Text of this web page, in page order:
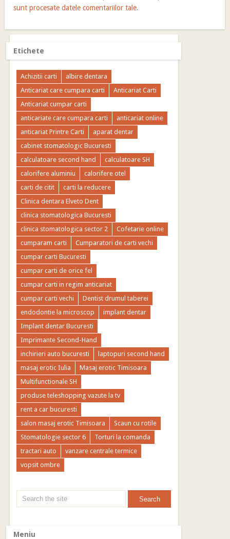
sunt procesate datele comentariilor tale.
Etichete
Achizitii carti
albire dentara
Anticariat care cumpara carti
Anticariat Carti
Anticariat cumpar carti
anticariate care cumpara carti
anticariat online
anticariat Printre Carti
aparat dentar
cabinet stomatologic Bucuresti
calculatoare second hand
calculatoare SH
calorifere aluminiu
calorifere otel
carti de citit
carti la reducere
Clinica dentara Elveto Dent
clinica stomatologica Bucuresti
clinica stomatologica sector 2
Cofetarie online
cumparam carti
Cumparatori de carti vechi
cumpar carti Bucuresti
cumpar carti de orice fel
cumpar carti in regim anticariat
cumpar carti vechi
Dentist drumul taberei
endodontie la microscop
implant dentar
Implant dentar Bucuresti
Imprimante Second-Hand
inchirieri auto bucuresti
laptopuri second hand
masaj erotic Iulia
Masaj erotic Timisoara
Multifunctionale SH
produse teleshopping vazute la tv
rent a car bucuresti
salon masaj erotic Timisoara
Scaun cu rotile
Stomatologie sector 6
Torturi la comanda
tractari auto
vanzare centrale termice
vopsit ombre
Meniu